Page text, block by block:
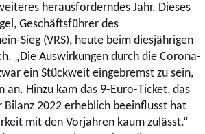
herausforderndes Jahr. Dieses
Geschäftsführer des
Sieg (VRS), heute beim diesjährigen
„DieAuswirkungen durch die Corona-
ein Stückweit eingebremst zu sein,
Hinzu kam das 9-Euro-Ticket, das
Bilanz 2022 erheblich beeinflusst hat
mit den Vorjahren kaum zulässt.“